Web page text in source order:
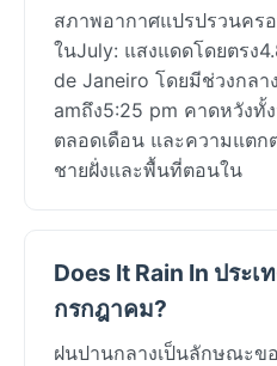
สภาพอากาศแปรปรวนคร
ในJuly: แสงแดดโดยตรง
de Janeiro โดยมีช่วงกลา
amถึง5:25 pm คาดหวังทั้
ตลอดเดือน และความแตก
ชายฝั่งและพื้นที่ตอนใน
Does It Rain In ประเ
กรกฎาคม?
ฝนปานกลางเป็นลักษณะข